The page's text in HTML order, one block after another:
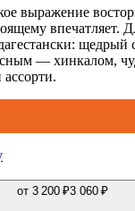
выражение
впечатляет.
щедрый
— хинкалом,
от 3 200 ₽3 060 ₽